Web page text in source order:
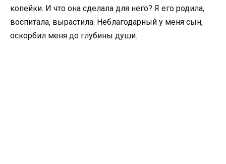
копейки. И что она сделала для него? Я его родила,
воспитала, вырастила. Неблагодарный у меня сын,
оскорбил меня до глубины души.